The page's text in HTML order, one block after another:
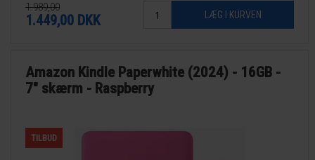
1.989,00
1.449,00 DKK
Amazon Kindle Paperwhite (2024) - 16GB -
7" skærm - Raspberry
TILBUD